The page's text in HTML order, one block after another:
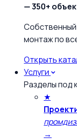
— 350+
Собственный
монтаж по
Открыть
Услуги
Разделы под
★
→